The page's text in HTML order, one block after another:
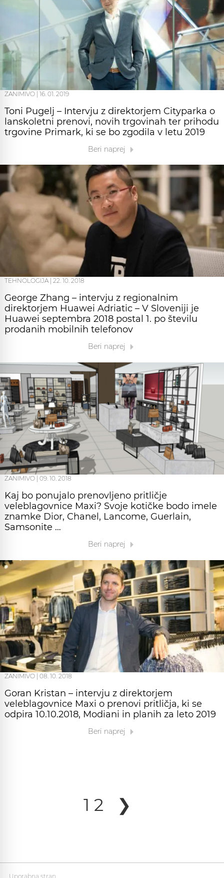
ZANIMIVO | 16. 01. 2019
Toni Pugelj – Intervju z direktorjem Cityparka o
lanskoletni prenovi, novih trgovinah ter prihodu
trgovine Primark, ki se bo zgodila v letu 2019
Beri naprej
TEHNOLOGIJA 22. 10. 2018
George Zhang – intervju z regionalnim
direktorjem Huawei Adriatic – V Sloveniji je
Huawei septembra 2018 postal 1. po številu
prodanih mobilnih telefonov
Beri naprej
ZANIMIVO 09. 10. 2018
Kaj bo ponujalo prenovljeno pritličje
veleblagovnice Maxi? Svoje kotičke bodo imele
znamke Dior, Chanel, Lancome, Guerlain,
Samsonite …
Beri naprej
ZANIMIVO 08. 10. 2018
Goran Kristan – intervju z direktorjem
veleblagovnice Maxi o prenovi pritličja, ki se
odpira 10.10.2018, Modiani in planih za leto 2019
Beri naprej
1 2 ❯
Uporabna stran